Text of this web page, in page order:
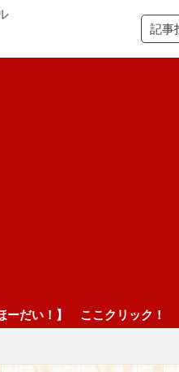
記事
リック！